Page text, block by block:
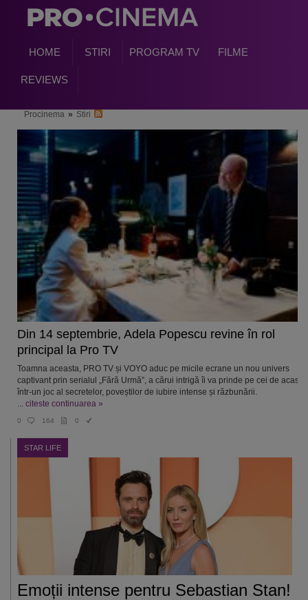
HOME STIRI PROGRAM TV FILME
REVIEWS
Procinema » Stiri
Din 14 septembrie, Adela Popescu revine în rol
principal la Pro TV
Toamna aceasta, PRO TV și VOYO aduc pe micile ecrane un nou univers
captivant prin serialul „Fără Urmă”, a cărui intrigă îi va prinde pe cei de acasă
într-un joc al secretelor, poveștilor de iubire intense și răzbunării.
citeste continuarea »
0 164 0
STAR LIFE
Emoții intense pentru Sebastian Stan!